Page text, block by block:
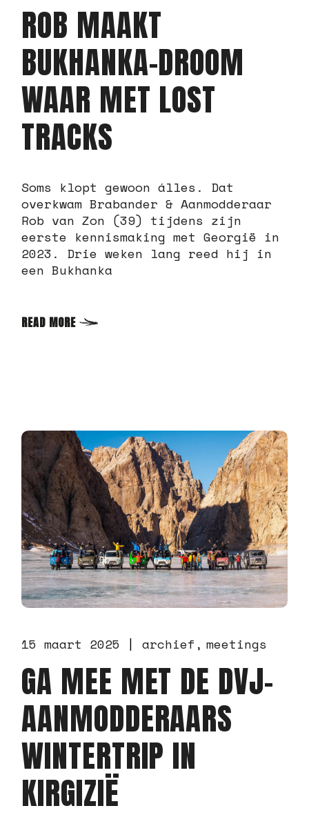
ROB MAAKT
BUKHANKA-DROOM
WAAR MET LOST
TRACKS
Soms klopt gewoon álles. Dat
overkwam Brabander & Aanmodderaar
Rob van Zon (39) tijdens zijn
eerste kennismaking met Georgië in
2023. Drie weken lang reed hij in
een Bukhanka
READ MORE
15 maart 2025 archief meetings
GA MEE MET DE DVJ-
AANMODDERAARS
WINTERTRIP IN
KIRGIZIË